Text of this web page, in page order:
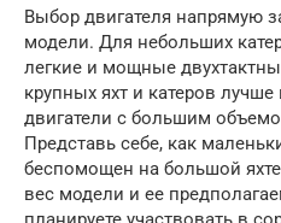
Выбор двигателя напрямую
модели. Для небольших
легкие и мощные
крупных яхт и катеров
двигатели с большим
Представь себе, как
беспомощен на большой
вес модели и ее